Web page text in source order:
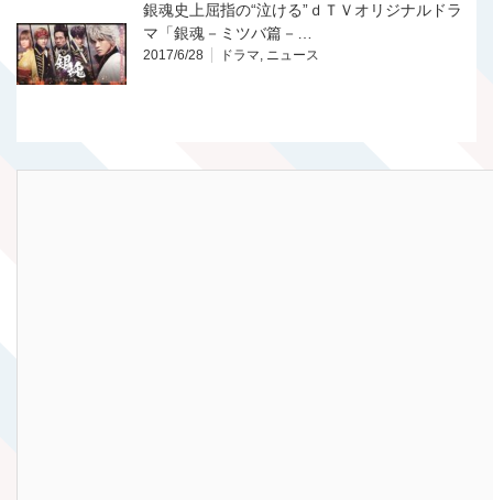
銀魂史上屈指の“泣ける”ｄＴＶオリジナルドラ
マ「銀魂－ミツバ篇－…
2017/6/28 ドラマ, ニュース